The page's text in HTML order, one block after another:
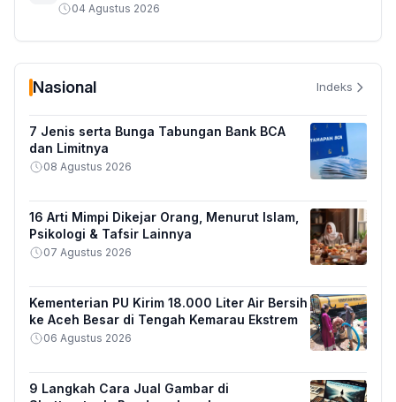
04 Agustus 2026
Nasional Indeks
7 Jenis serta Bunga Tabungan Bank BCA
dan Limitnya
08 Agustus 2026
16 Arti Mimpi Dikejar Orang, Menurut Islam,
Psikologi & Tafsir Lainnya
07 Agustus 2026
Kementerian PU Kirim 18.000 Liter Air Bersih
ke Aceh Besar di Tengah Kemarau Ekstrem
06 Agustus 2026
9 Langkah Cara Jual Gambar di